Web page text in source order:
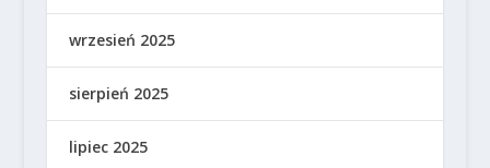
wrzesień 2025
sierpień 2025
lipiec 2025